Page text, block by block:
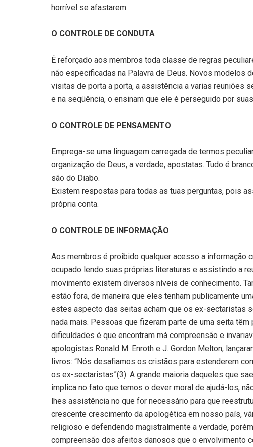
horrível se afastarem.
O CONTROLE DE CONDUTA
É reforçado aos membros toda classe de regras
não especificadas na Palavra de Deus. Novos modelos
visitas de porta a porta, a assistência a varias reuniões
e na seqüência, o ensinam que ele é perseguido por
O CONTROLE DE PENSAMENTO
Emprega-se uma linguagem carregada de termos
organização de Deus, a verdade, apostatas. Tudo é
são do Diabo.
Existem respostas para todas as tuas perguntas, pois
própria conta.
O CONTROLE DE INFORMAÇÃO
Aos membros é proibido qualquer acesso a informação
ocupado lendo suas próprias literaturas e assistindo a
movimento existem diversos níveis de conhecimento.
estão fora, de maneira que eles tenham publicamente
estes aspecto das seitas acham que os ex-sectaristas
nada mais. Pessoas que fizeram parte de uma seita
dificuldades é que encontram má compreensão e
apologistas Ronald M. Enroth e J. Gordon Melton,
livros: “Nós desafiamos os cristãos para estenderem
os ex-sectaristas”(3). A grande maioria daqueles que
implica no fato que temos o dever moral de ajudá-los,
lhes assistência no que for necessário para que
crescente crescimento da apologética em nosso país,
religioso e defendendo magistralmente a verdade,
compreensão dos afeitos danosos que o envolvimento